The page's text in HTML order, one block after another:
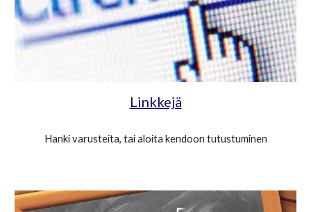
Linkkejä
Hanki varusteita, tai aloita kendoon tutustuminen